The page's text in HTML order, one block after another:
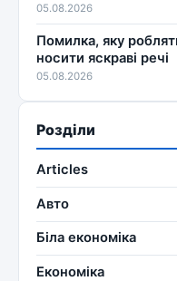
05.08.2026
Помилка, яку
носити яскраві речі
05.08.2026
Розділи
Articles
Авто
Біла економіка
Економіка